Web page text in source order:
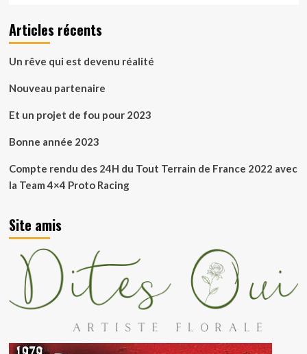
Articles récents
Un rêve qui est devenu réalité
Nouveau partenaire
Et un projet de fou pour 2023
Bonne année 2023
Compte rendu des 24H du Tout Terrain de France 2022 avec
la Team 4×4 Proto Racing
Site amis